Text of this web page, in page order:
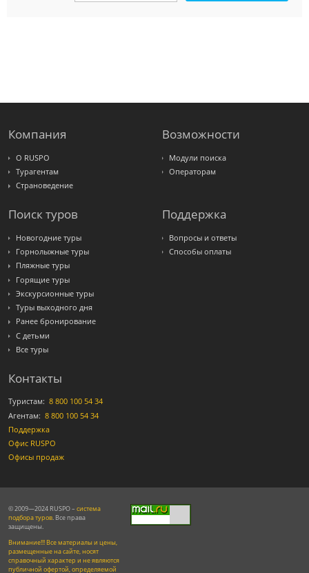
Интурист
Компания
О RUSPO
Турагентам
Страноведение
Возможности
Модули поиска
Операторам
Поиск туров
Новогодние туры
Горнолыжные туры
Пляжные туры
Горящие туры
Экскурсионные туры
Туры выходного дня
Ранее бронирование
С детьми
Все туры
Поддержка
Вопросы и ответы
Способы оплаты
Контакты
Туристам: 8 800 100 54 34
Агентам: 8 800 100 54 34
Поддержка
Офис RUSPO
Офисы продаж
© 2009—2024 RUSPO – система
подбора туров. Все права
защищены.
Внимание!!! Все материалы и цены,
размещенные на сайте, носят
справочный характер и не являются
публичной офертой, определяемой